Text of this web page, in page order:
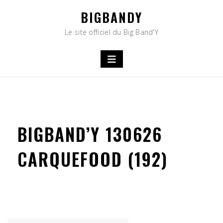
BIGBANDY
Le site officiel du Big Band'Y
BIGBAND’Y 130626
CARQUEFOOD (192)